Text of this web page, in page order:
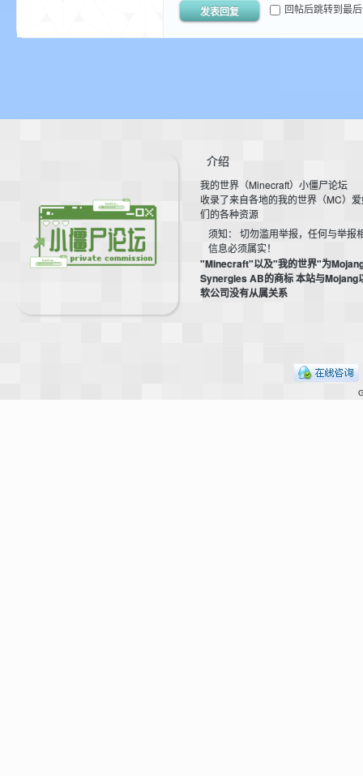
发表回复 回帖后跳转到最
介绍
我的世界（Minecraft）小僵尸论坛
收录了来自各地的我的世界（MC）
们的各种资源
须知： 切勿滥用举报，任何与举报
信息必须属实！
"Minecraft"以及"我的世界"为
Synergies AB的商标 本站与Mojang
软公司没有从属关系